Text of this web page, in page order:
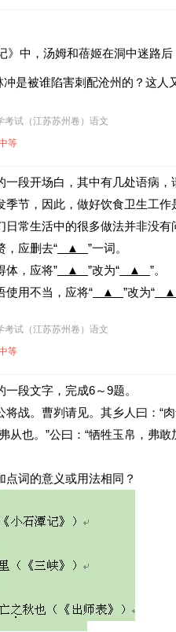
》中，汤姆和蓓姬在洞中迷路
冲是被谁陷害刺配沧州的？这
试（江苏苏州卷）语文
等
一段开场白，其中有几处语病，
季节，因此，做好饮食卫生工
日常生活中的很多做法并非没有
应删去“
▲
”一词。
，应将”
▲ ”改为“ ▲
”。
用不当，应将“
▲ ”改为“ ▲
试（江苏苏州卷）语文
等
段文字，完成6～9题。
战。曹刿请见。其乡人曰：“
从也。”公曰：“牺牲玉帛，弗
点词的意义或用法相同？